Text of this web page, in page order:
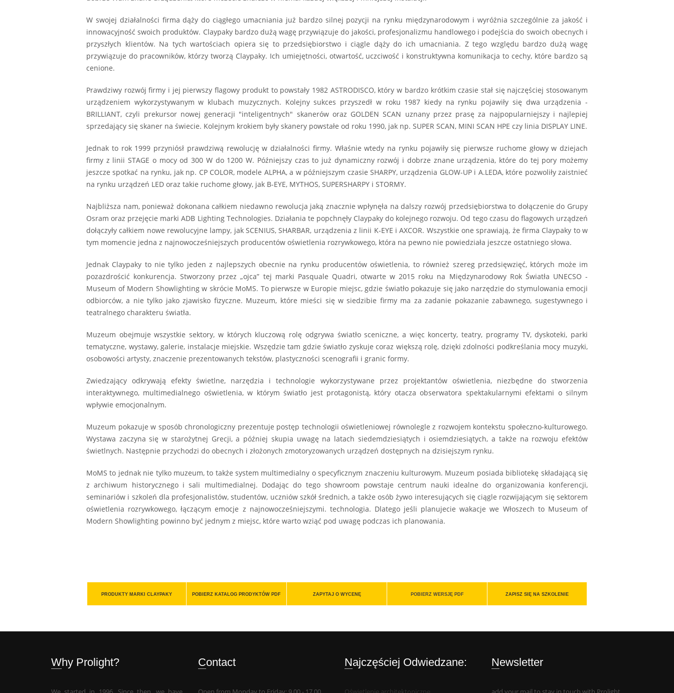
W swojej działalności firma dąży do ciągłego umacniania już bardzo silnej pozycji na rynku międzynarodowym i wyróżnia szczególnie za jakość i
innowacyjność swoich produktów. Claypaky bardzo dużą wagę przywiązuje do jakości, profesjonalizmu handlowego i podejścia do swoich obecnych i
przyszłych klientów. Na tych wartościach opiera się to przedsiębiorstwo i ciągle dąży do ich umacniania. Z tego względu bardzo dużą wagę
przywiązuje do pracowników, którzy tworzą Claypaky. Ich umiejętności, otwartość, uczciwość i konstruktywna komunikacja to cechy, które bardzo są
cenione.
Prawdziwy rozwój firmy i jej pierwszy flagowy produkt to powstały 1982 ASTRODISCO, który w bardzo krótkim czasie stał się najczęściej stosowanym
urządzeniem wykorzystywanym w klubach muzycznych. Kolejny sukces przyszedł w roku 1987 kiedy na rynku pojawiły się dwa urządzenia -
BRILLIANT, czyli prekursor nowej generacji "inteligentnych" skanerów oraz GOLDEN SCAN uznany przez prasę za najpopularniejszy i najlepiej
sprzedający się skaner na świecie. Kolejnym krokiem były skanery powstałe od roku 1990, jak np. SUPER SCAN, MINI SCAN HPE czy linia DISPLAY LINE.
Jednak to rok 1999 przyniósł prawdziwą rewolucję w działalności firmy. Właśnie wtedy na rynku pojawiły się pierwsze ruchome głowy w dziejach
firmy z linii STAGE o mocy od 300 W do 1200 W. Późniejszy czas to już dynamiczny rozwój i dobrze znane urządzenia, które do tej pory możemy
jeszcze spotkać na rynku, jak np. CP COLOR, modele ALPHA, a w późniejszym czasie SHARPY, urządzenia GLOW-UP i A.LEDA, które pozwoliły zaistnieć
na rynku urządzeń LED oraz takie ruchome głowy, jak B-EYE, MYTHOS, SUPERSHARPY i STORMY.
Najbliższa nam, ponieważ dokonana całkiem niedawno rewolucja jaką znacznie wpłynęła na dalszy rozwój przedsiębiorstwa to dołączenie do Grupy
Osram oraz przejęcie marki ADB Lighting Technologies. Działania te popchnęły Claypaky do kolejnego rozwoju. Od tego czasu do flagowych urządzeń
dołączyły całkiem nowe rewolucyjne lampy, jak SCENIUS, SHARBAR, urządzenia z linii K-EYE i AXCOR. Wszystkie one sprawiają, że firma Claypaky to w
tym momencie jedna z najnowocześniejszych producentów oświetlenia rozrywkowego, która na pewno nie powiedziała jeszcze ostatniego słowa.
Jednak Claypaky to nie tylko jeden z najlepszych obecnie na rynku producentów oświetlenia, to również szereg przedsięwzięć, których może im
pozazdrościć konkurencja. Stworzony przez „ojca” tej marki Pasquale Quadri, otwarte w 2015 roku na Międzynarodowy Rok Światła UNECSO -
Museum of Modern Showlighting w skrócie MoMS. To pierwsze w Europie miejsc, gdzie światło pokazuje się jako narzędzie do stymulowania emocji
odbiorców, a nie tylko jako zjawisko fizyczne. Muzeum, które mieści się w siedzibie firmy ma za zadanie pokazanie zabawnego, sugestywnego i
teatralnego charakteru światła.
Muzeum obejmuje wszystkie sektory, w których kluczową rolę odgrywa światło sceniczne, a więc koncerty, teatry, programy TV, dyskoteki, parki
tematyczne, wystawy, galerie, instalacje miejskie. Wszędzie tam gdzie światło zyskuje coraz większą rolę, dzięki zdolności podkreślania mocy muzyki,
osobowości artysty, znaczenie prezentowanych tekstów, plastyczności scenografii i granic formy.
Zwiedzający odkrywają efekty świetlne, narzędzia i technologie wykorzystywane przez projektantów oświetlenia, niezbędne do stworzenia
interaktywnego, multimedialnego oświetlenia, w którym światło jest protagonistą, który otacza obserwatora spektakularnymi efektami o silnym
wpływie emocjonalnym.
Muzeum pokazuje w sposób chronologiczny prezentuje postęp technologii oświetleniowej równolegle z rozwojem kontekstu społeczno-kulturowego.
Wystawa zaczyna się w starożytnej Grecji, a później skupia uwagę na latach siedemdziesiątych i osiemdziesiątych, a także na rozwoju efektów
świetlnych. Następnie przychodzi do obecnych i złożonych zmotoryzowanych urządzeń dostępnych na dzisiejszym rynku.
MoMS to jednak nie tylko muzeum, to także system multimedialny o specyficznym znaczeniu kulturowym. Muzeum posiada bibliotekę składającą się
z archiwum historycznego i sali multimedialnej. Dodając do tego showroom powstaje centrum nauki idealne do organizowania konferencji,
seminariów i szkoleń dla profesjonalistów, studentów, uczniów szkół średnich, a także osób żywo interesujących się ciągle rozwijającym się sektorem
oświetlenia rozrywkowego, łączącym emocje z najnowocześniejszymi. technologia. Dlatego jeśli planujecie wakacje we Włoszech to Museum of
Modern Showlighting powinno być jednym z miejsc, które warto wziąć pod uwagę podczas ich planowania.
PRODUKTY MARKI CLAYPAKY POBIERZ KATALOG PRODYKTÓW PDF ZAPYTAJ O WYCENĘ POBIERZ WERSJĘ PDF ZAPISZ SIĘ NA SZKOLENIE
Why Prolight? Contact Najczęściej Odwiedzane: Newsletter